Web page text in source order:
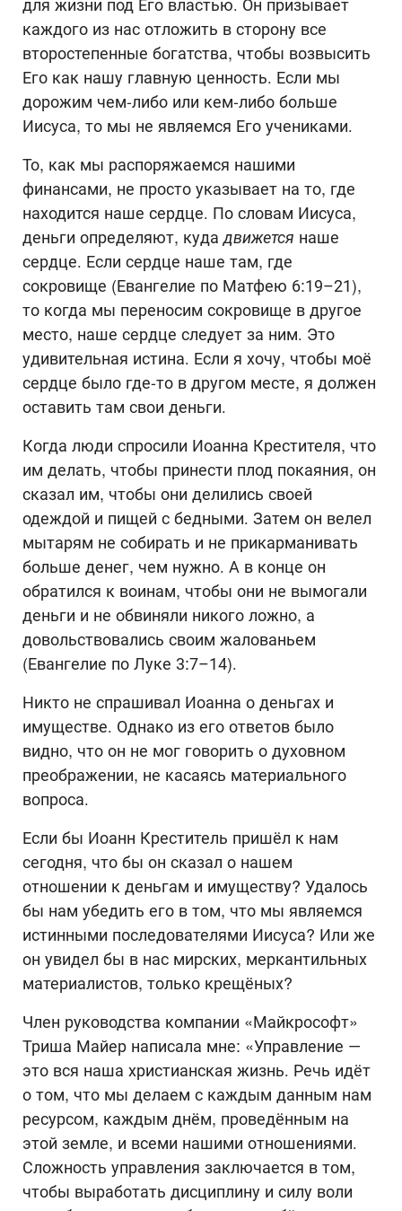
для жизни под Его властью. Он призывает
каждого из нас отложить в сторону все
второстепенные богатства, чтобы возвысить
Его как нашу главную ценность. Если мы
дорожим чем-либо или кем-либо больше
Иисуса, то мы не являемся Его учениками.
То, как мы распоряжаемся нашими
финансами, не просто указывает на то, где
находится наше сердце. По словам Иисуса,
деньги определяют, кудадвижется наше
сердце. Если сердце наше там, где
сокровище (Евангелие по Матфею 6:19–21),
то когда мы переносим сокровище в другое
место, наше сердце следует за ним. Это
удивительная истина. Если я хочу, чтобы моё
сердце было где-то в другом месте, я должен
оставить там свои деньги.
Когда люди спросили Иоанна Крестителя, что
им делать, чтобы принести плод покаяния, он
сказал им, чтобы они делились своей
одеждой и пищей с бедными. Затем он велел
мытарям не собирать и не прикарманивать
больше денег, чем нужно. А в конце он
обратился к воинам, чтобы они не вымогали
деньги и не обвиняли никого ложно, а
довольствовались своим жалованьем
(Евангелие по Луке 3:7–14).
Никто не спрашивал Иоанна о деньгах и
имуществе. Однако из его ответов было
видно, что он не мог говорить о духовном
преображении, не касаясь материального
вопроса.
Если бы Иоанн Креститель пришёл к нам
сегодня, что бы он сказал о нашем
отношении к деньгам и имуществу? Удалось
бы нам убедить его в том, что мы являемся
истинными последователями Иисуса? Или же
он увидел бы в нас мирских, меркантильных
материалистов, только крещёных?
Член руководства компании «Майкрософт»
Триша Майер написала мне: «Управление —
это вся наша христианская жизнь. Речь идёт
о том, что мы делаем с каждым данным нам
ресурсом, каждым днём, проведённым на
этой земле, и всеми нашими отношениями.
Сложность управления заключается в том,
чтобы выработать дисциплину и силу воли